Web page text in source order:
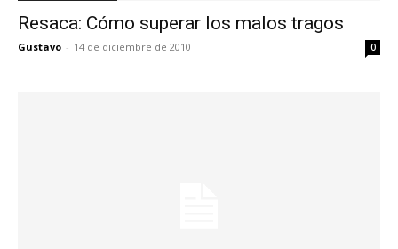
Resaca: Cómo superar los malos tragos
Gustavo - 14 de diciembre de 2010 0